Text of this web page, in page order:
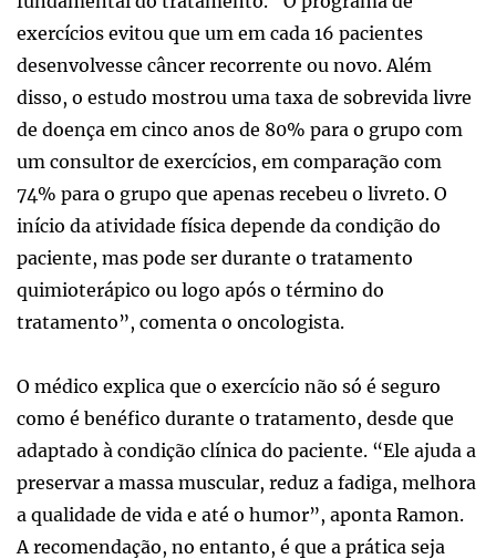
exercícios evitou que um em cada 16 pacientes
desenvolvesse câncer recorrente ou novo. Além
disso, o estudo mostrou uma taxa de sobrevida livre
de doença em cinco anos de 80% para o grupo com
um consultor de exercícios, em comparação com
74% para o grupo que apenas recebeu o livreto. O
início da atividade física depende da condição do
paciente, mas pode ser durante o tratamento
quimioterápico ou logo após o término do
tratamento”, comenta o oncologista.
O médico explica que o exercício não só é seguro
como é benéfico durante o tratamento, desde que
adaptado à condição clínica do paciente. “Ele ajuda a
preservar a massa muscular, reduz a fadiga, melhora
a qualidade de vida e até o humor”, aponta Ramon.
A recomendação, no entanto, é que a prática seja